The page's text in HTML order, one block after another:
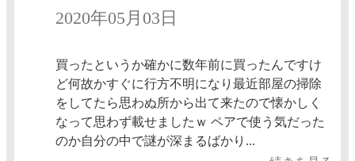
2020年05月03日
買ったというか確かに数年前に買ったんですけ
ど何故かすぐに行方不明になり最近部屋の掃除
をしてたら思わぬ所から出て来たので懐かしく
なって思わず載せましたｗ ペアで使う気だった
のか自分の中で謎が深まるばかり...